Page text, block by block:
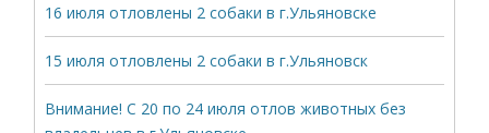
16 июля отловлены 2 собаки в г.Ульяновске
15 июля отловлены 2 собаки в г.Ульяновск
Внимание! С 20 по 24 июля отлов животных без